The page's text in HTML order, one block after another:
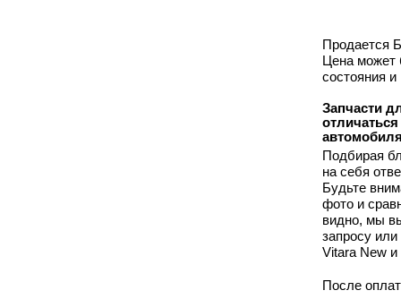
Продается
Цена может
состояния
Запчасти
Подбирая
на себя
Будьте
фото и
видно, мы
запросу
Vitara New
После